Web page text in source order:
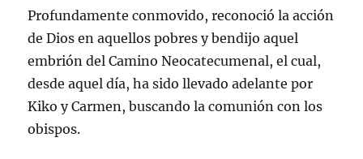
Profundamente conmovido, reconoció la acción
de Dios en aquellos pobres y bendijo aquel
embrión del Camino Neocatecumenal, el cual,
desde aquel día, ha sido llevado adelante por
Kiko y Carmen, buscando la comunión con los
obispos.